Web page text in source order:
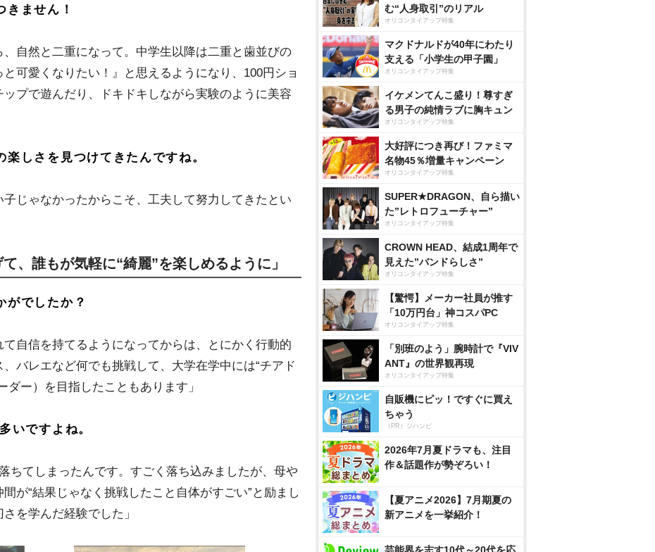
ません！
、自然と二重になって。中学生以降は二重と歯並びの
可愛くなりたい！』と思えるようになり、100円ショ
プで遊んだり、ドキドキしながら実験のように美容
しさを見つけてきたんですね。
子じゃなかったからこそ、工夫して努力してきたとい
、誰もが気軽に“綺麗”を楽しめるように」
でしたか？
て自信を持てるようになってからは、とにかく行動的
バレエなど何でも挑戦して、大学在学中には“チアド
ダー）を目指したこともあります」
ですよね。
落ちてしまったんです。すごく落ち込みましたが、母
が“結果じゃなく挑戦したこと自体がすごい”と励まし
を学んだ経験でした」
む“人身取引”のリアル
オリコンタイアップ特集
マクドナルドが40年にわたり
支える「小学生の甲子園」
オリコンタイアップ特集
イケメンてんこ盛り！尊すぎ
る男子の純情ラブに胸キュン
オリコンタイアップ特集
大好評につき再び！ファミマ
名物45％増量キャンペーン
オリコンタイアップ特集
SUPER★DRAGON、自ら描い
た”レトロフューチャー”
オリコンタイアップ特集
CROWN HEAD、結成1周年で
見えた”バンドらしさ”
オリコンタイアップ特集
【驚愕】メーカー社員が推す
「10万円台」神コスパPC
オリコンタイアップ特集
「別班のよう」腕時計で『VIV
ANT』の世界観再現
オリコンタイアップ特集
自販機にピッ！ですぐに買え
ちゃう
（PR）ジハンピ
2026年7月夏ドラマも、注目
作＆話題作が勢ぞろい！
【夏アニメ2026】7月期夏の
新アニメを一挙紹介！